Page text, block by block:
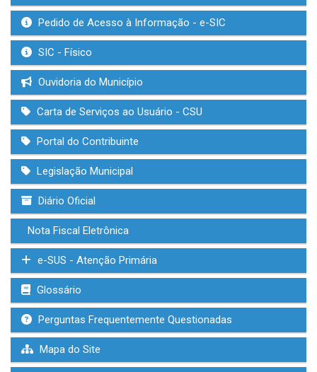
Pedido de Acesso à Informação - e-SIC
SIC - Físico
Ouvidoria do Município
Carta de Serviços ao Usuário - CSU
Portal do Contribuinte
Legislação Municipal
Diário Oficial
Nota Fiscal Eletrônica
e-SUS - Atenção Primária
Glossário
Perguntas Frequentemente Questionadas
Mapa do Site